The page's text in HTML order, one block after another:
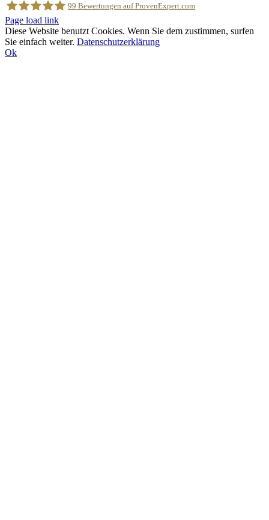
Torsten Breitag Versicherungsmakler
99 Bewertungen auf ProvenExpert.com
Facebook
Page load link
Diese Website benutzt Cookies. Wenn Sie dem zustimmen, surfen
Sie einfach weiter. Datenschutzerklärung
Ok